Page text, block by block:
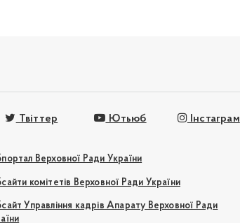
Твіттер Ютьюб Інстаграм
Верховної Ради України
комітетів Верховної Ради України
Управління кадрів Апарату Верховної Ради